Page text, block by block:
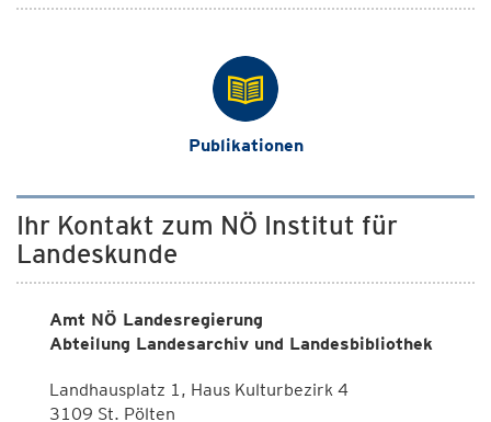
Publikationen
Ihr Kontakt zum NÖ Institut für
Landeskunde
Amt NÖ Landesregierung
Abteilung Landesarchiv und Landesbibliothek
Landhausplatz 1, Haus Kulturbezirk 4
3109 St. Pölten